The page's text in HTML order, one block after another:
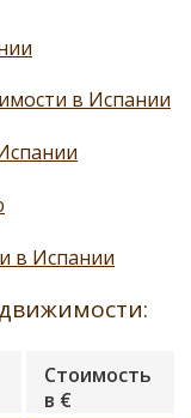
в Испании
в Испании
Стоимость
в €